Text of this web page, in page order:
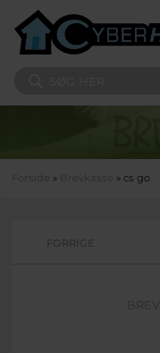
Du er her
» Brevkasse » cs go
FORRIGE